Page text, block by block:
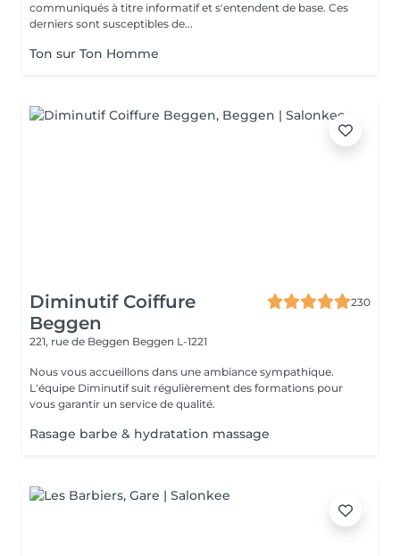
communiqués à titre informatif et s'entendent de base. Ces
derniers sont susceptibles de...
Ton sur Ton Homme
Diminutif Coiffure
Beggen
230
221, rue de Beggen Beggen L-1221
Nous vous accueillons dans une ambiance sympathique.
L'équipe Diminutif suit régulièrement des formations pour
vous garantir un service de qualité.
Rasage barbe & hydratation massage